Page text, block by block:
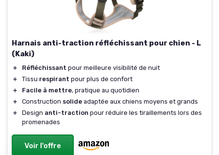
Harnais anti-traction réfléchissant pour chien - L
(Kaki)
＋ Réfléchissant pour meilleure visibilité de nuit
＋
Tissu respirant pour plus de confort
＋
Facile à mettre, pratique au quotidien
＋
Construction solide adaptée aux chiens moyens et grands
＋
Design anti-traction pour réduire les tiraillements lors des
promenades
Voir l'offre